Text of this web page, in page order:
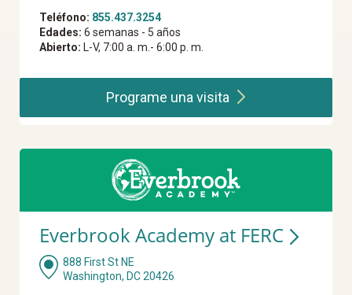
Teléfono: 855.437.3254
Edades: 6 semanas - 5 años
Abierto: L-V, 7:00 a. m.- 6:00 p. m.
Programe unavisita
Everbrook Academy at FERC
888 First St NE
Washington, DC 20426